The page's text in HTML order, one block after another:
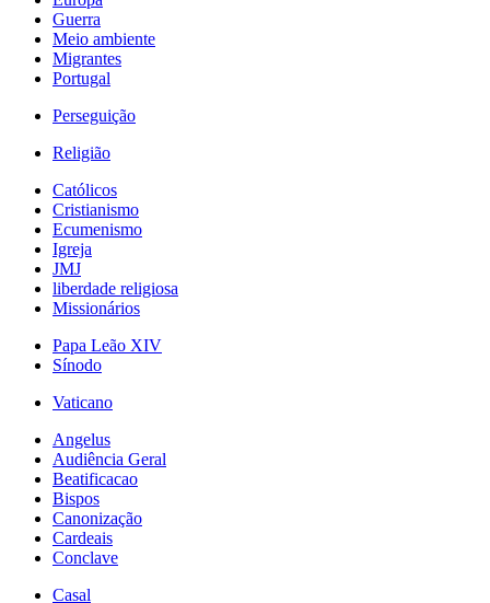
Guerra
Meio ambiente
Migrantes
Portugal
Perseguição
Religião
Católicos
Cristianismo
Ecumenismo
Igreja
JMJ
liberdade religiosa
Missionários
Papa Leão XIV
Sínodo
Vaticano
Angelus
Audiência Geral
Beatificacao
Bispos
Canonização
Cardeais
Conclave
Casal